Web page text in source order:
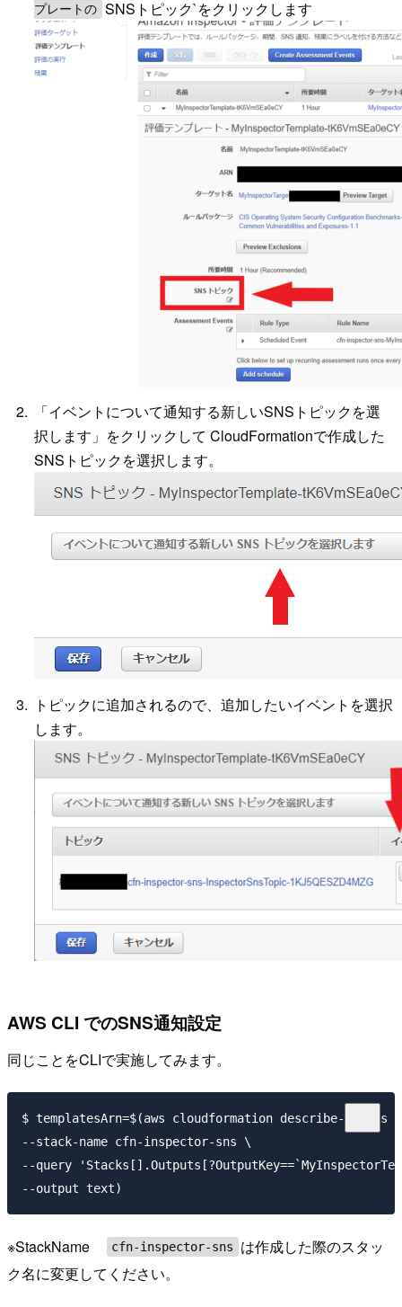
プレートの SNSトピック`をクリックします
「イベントについて通知する新しいSNSトピックを選
択します」をクリックして CloudFormationで作成した
SNSトピックを選択します。
トピックに追加されるので、追加したいイベントを選択
します。
AWS CLI でのSNS通知設定
同じことをCLIで実施してみます。
$ templatesArn=$(aws cloudformation describe-stacks \
--stack-name cfn-inspector-sns \
--query
※StackName cfn-inspector-sns
は作成した際のスタッ
ク名に変更してください。